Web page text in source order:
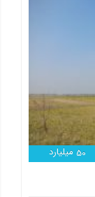
50 میلیارد